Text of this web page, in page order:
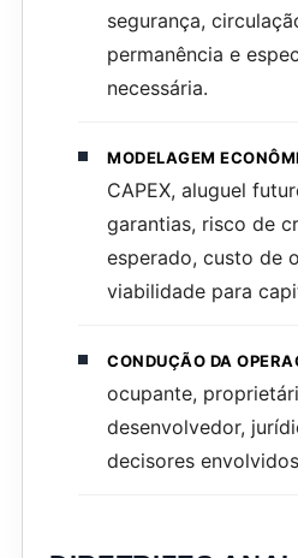
segurança,
permanência e
necessária.
MODELAGEM
CAPEX, aluguel
garantias, risco de
esperado, custo de
viabilidade para
CONDUÇÃO DA
ocupante,
desenvolvedor,
decisores